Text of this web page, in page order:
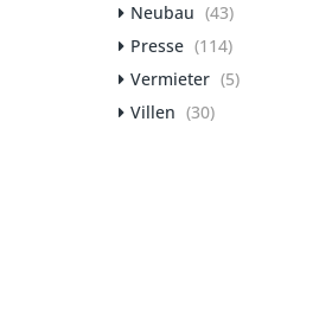
Neubau (43)
Presse (114)
Vermieter (5)
Villen (30)